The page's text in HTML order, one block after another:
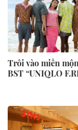
Trôi vào miền
BST “UNIQLO